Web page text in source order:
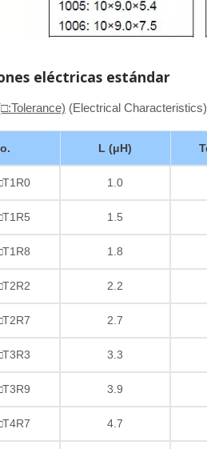
eléctricas estándar
(Electrical Characteristics)
L (μH)
1.0
1.5
1.8
2.2
2.7
3.3
3.9
4.7